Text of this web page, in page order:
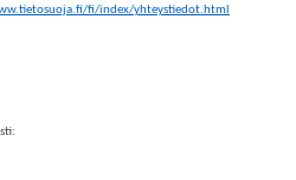
fi/index/yhteystiedot.html